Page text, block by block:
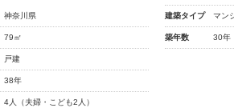
神奈川県
79㎡
戸建
38年
4人（夫婦・こども2人）
建築タイプ マン
築年数 30年